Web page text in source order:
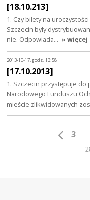
[18.10.213]
1. Czy bilety na
Szczecin były
nie. Odpowiada… » więcej
2013-10-17, godz. 13:58
[17.10.2013]
1. Szczecin przystępuje do
Narodowego Funduszu
mieście zlikwidowanych
3